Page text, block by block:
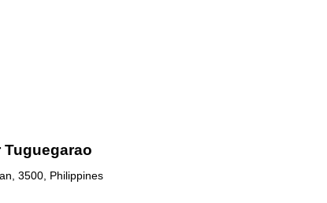
Tuguegarao
3500, Philippines